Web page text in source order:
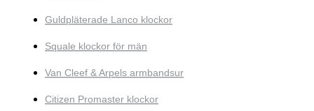
Guldpläterade Lanco klockor
Squale klockor för män
Van Cleef & Arpels armbandsur
Citizen Promaster klockor